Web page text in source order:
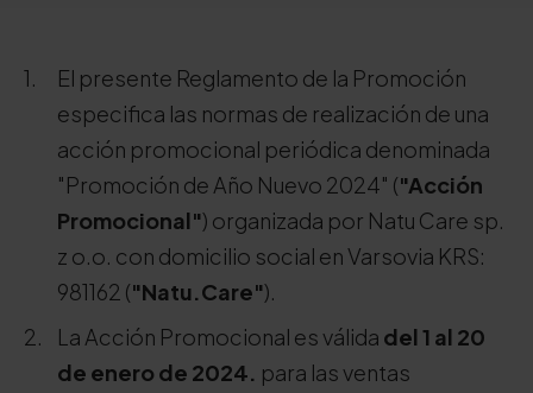
El presente Reglamento de la Promoción
especifica las normas de realización de una
acción promocional periódica denominada
"Promoción de Año Nuevo 2024" ("Acción
Promocional") organizada por Natu Care sp.
z o.o. con domicilio social en Varsovia KRS:
981162 ("Natu.Care").
La Acción Promocional es válida del 1 al 20
de enero de 2024. para las ventas